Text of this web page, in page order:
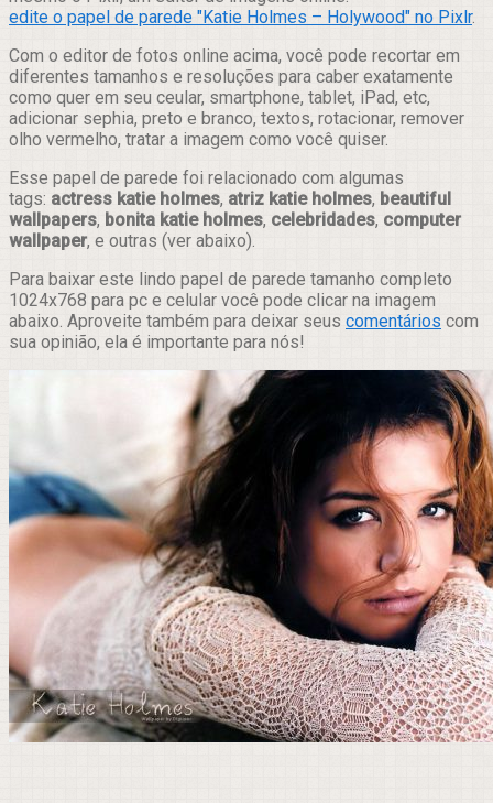
edite o papel de parede "Katie Holmes – Holywood" no Pixlr.
Com o editor de fotos online acima, você pode recortar em
diferentes tamanhos e resoluções para caber exatamente
como quer em seu ceular, smartphone, tablet, iPad, etc,
adicionar sephia, preto e branco, textos, rotacionar, remover
olho vermelho, tratar a imagem como você quiser.
Esse papel de parede foi relacionado com algumas
tags: actress katie holmes, atriz katie holmes, beautiful
wallpapers, bonita katie holmes, celebridades, computer
wallpaper, e outras (ver abaixo).
Para baixar este lindo papel de parede tamanho completo
1024x768 para pc e celular você pode clicar na imagem
abaixo. Aproveite também para deixar seus comentários com
sua opinião, ela é importante para nós!